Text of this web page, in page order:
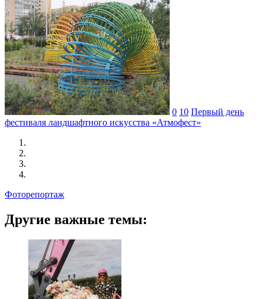
0 10 Первый день
фестиваля ландшафтного искусства «Атмофест»
Фоторепортаж
Другие важные темы: